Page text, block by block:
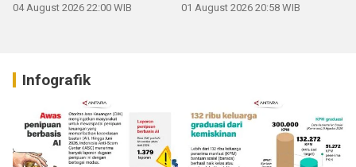
04 August 2026 22:00 WIB 01 August 2026 20:58 WIB
Infografik